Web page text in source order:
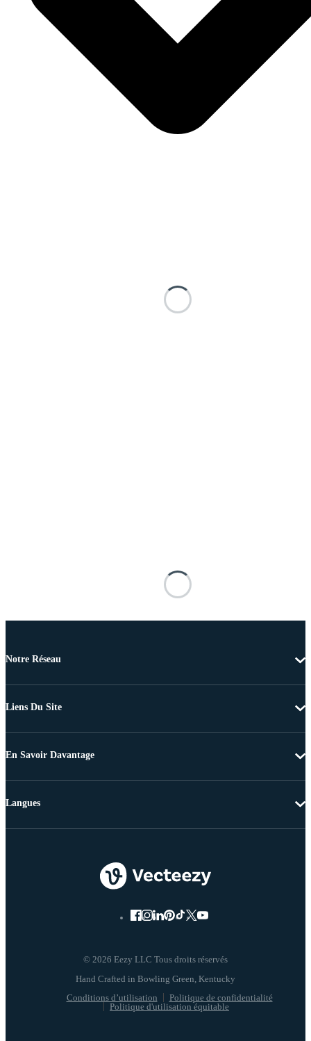
Notre Réseau
Liens Du Site
En Savoir Davantage
© 2026 Eezy LLC Tous droits réservés
Conditions d’utilisation
Politique de confidentialité
Politique d'utilisation équitable
Langues